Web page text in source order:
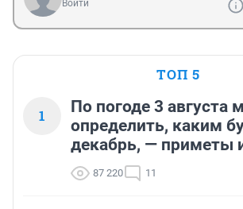
Войти
ТОП 5
1
По погоде 3 августа
определить, каким
декабрь, — приметы
87 220 11